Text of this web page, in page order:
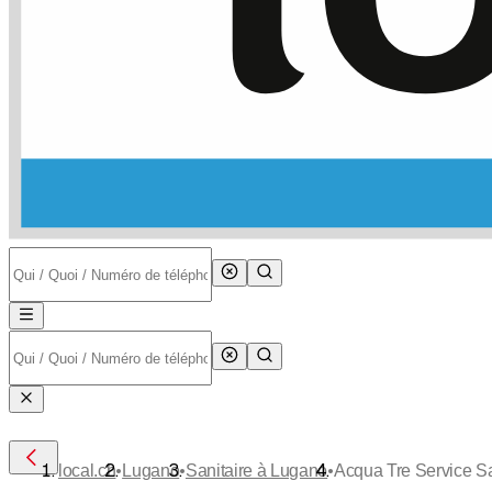
local.ch• Lugano•Sanitaire à Lugano•Acqua Tre Service